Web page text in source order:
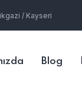
/ Kayseri
Blog